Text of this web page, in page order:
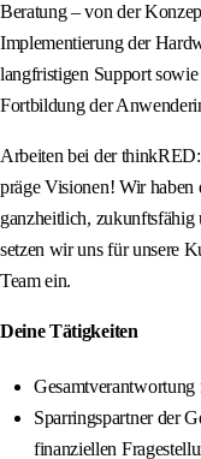
Beratung – von der
Implementierung der
langfristigen Support
Fortbildung der
Arbeiten bei der thinkRED:
präge Visionen! Wir haben
ganzheitlich,
setzen wir uns für unsere
Team ein.
Deine Tätigkeiten
Sparringspartner der
finanziellen